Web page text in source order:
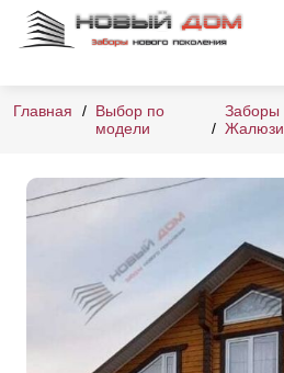
Главная
Выбор по
модели
Заборы
Жалюзи